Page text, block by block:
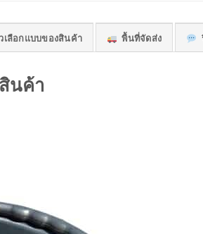
เลือกแบบของสินค้า พื้นที่จัดส่ง
นค้า